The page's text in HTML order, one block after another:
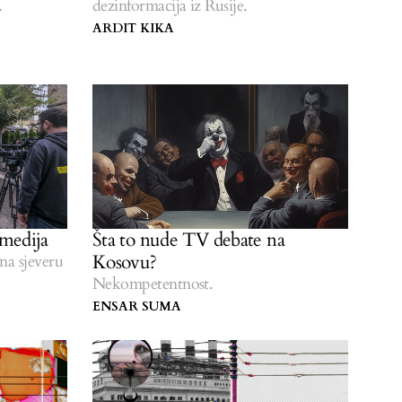
dezinformacija iz Rusije.
ARDIT KIKA
sjeveru
Šta to nude TV debate na
Kosovu?
Nekompetentnost.
ENSAR SUMA